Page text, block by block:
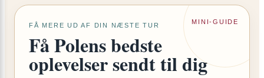
MINI-GUIDE
FÅ MERE UD AF DIN NÆSTE TUR
Få Polens bedste
oplevelser sendt til dig